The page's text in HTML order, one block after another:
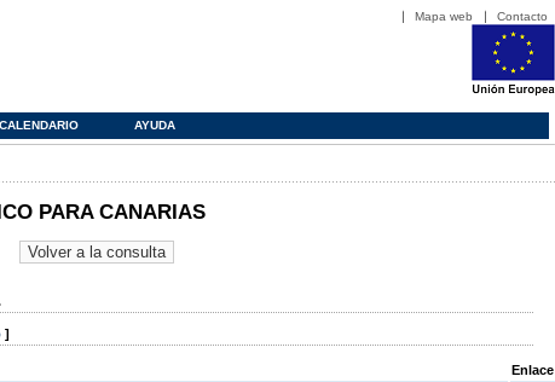
Mapa web Contacto
CALENDARIO AYUDA
PARA CANARIAS
]
Enlace